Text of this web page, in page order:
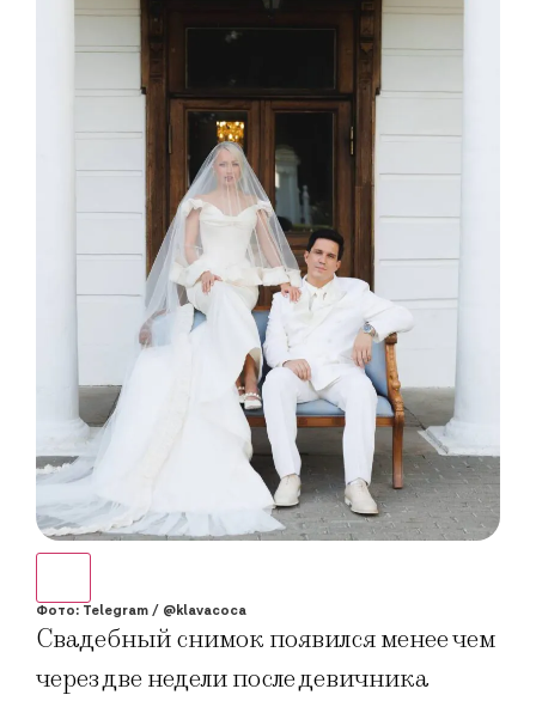
Фото: Telegram / @klavacoca
Свадебный снимок появился менее чем
через две недели после девичника